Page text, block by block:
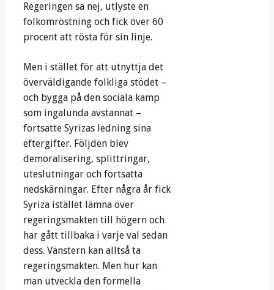
Regeringen sa nej, utlyste en
folkomröstning och fick över 60
procent att rösta för sin linje.
Men i stället för att utnyttja det
överväldigande folkliga stödet –
och bygga på den sociala kamp
som ingalunda avstannat –
fortsatte Syrizas ledning sina
eftergifter. Följden blev
demoralisering, splittringar,
uteslutningar och fortsatta
nedskärningar. Efter några år fick
Syriza istället lämna över
regeringsmakten till högern och
har gått tillbaka i varje val sedan
dess. Vänstern kan alltså ta
regeringsmakten. Men hur kan
man utveckla den formella